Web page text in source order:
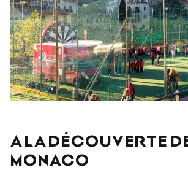
A LA DÉCOUVERTE
MONACO